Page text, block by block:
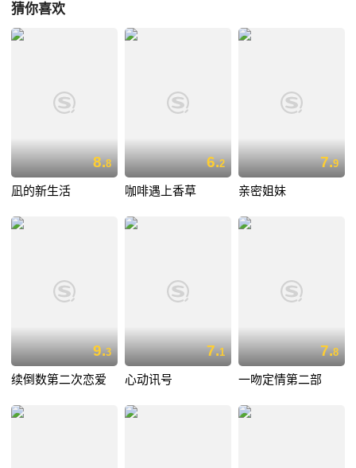
猜你喜欢
8.8
凪的新生活
6.2
咖啡遇上香草
7.9
亲密姐妹
9.3
续倒数第二次恋爱
7.1
心动讯号
7.8
一吻定情第二部